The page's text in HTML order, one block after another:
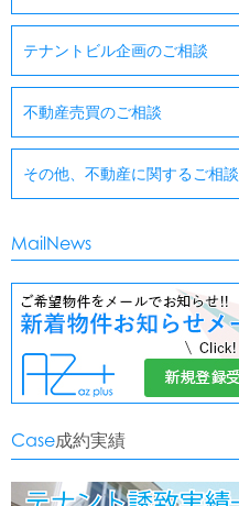
テナントビル企画のご相談
不動産売買のご相談
その他、不動産に関するご相談
MailNews
Case成約実績